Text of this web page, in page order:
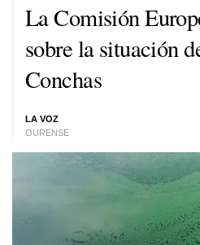
La Comisión
sobre la situación
Conchas
LA VOZ
OURENSE